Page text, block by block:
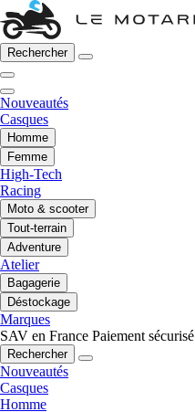
Rechercher
Nouveautés
Casques
Homme
Femme
High-Tech
Racing
Moto & scooter
Tout-terrain
Adventure
Atelier
Bagagerie
Déstockage
Marques
SAV en France Paiement sécurisé
Rechercher
Nouveautés
Casques
Homme